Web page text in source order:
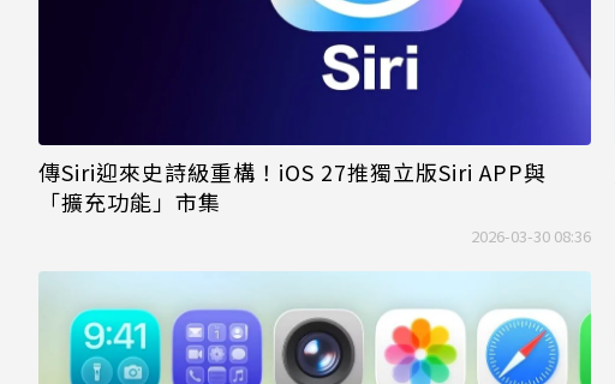
傳Siri迎來史詩級重構！iOS 27推獨立版Siri APP與
「擴充功能」市集
2026-03-30 08:36